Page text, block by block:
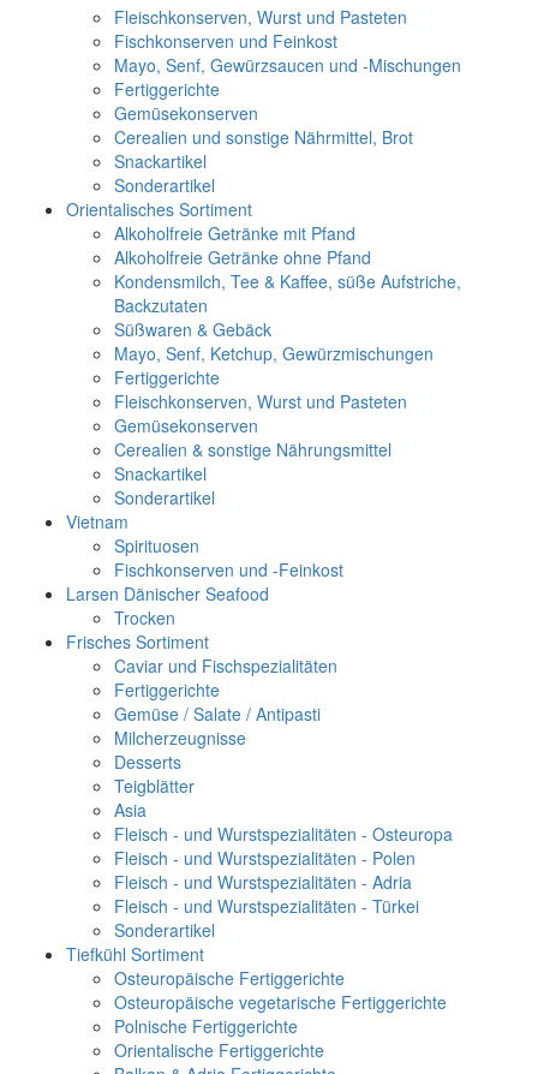
Fleischkonserven, Wurst und Pasteten
Fischkonserven und Feinkost
Mayo, Senf, Gewürzsaucen und -Mischungen
Fertiggerichte
Gemüsekonserven
Cerealien und sonstige Nährmittel, Brot
Snackartikel
Sonderartikel
Orientalisches Sortiment
Alkoholfreie Getränke mit Pfand
Alkoholfreie Getränke ohne Pfand
Kondensmilch, Tee & Kaffee, süße Aufstriche,
Backzutaten
Süßwaren & Gebäck
Mayo, Senf, Ketchup, Gewürzmischungen
Fertiggerichte
Fleischkonserven, Wurst und Pasteten
Gemüsekonserven
Cerealien & sonstige Nährungsmittel
Snackartikel
Sonderartikel
Vietnam
Spirituosen
Fischkonserven und -Feinkost
Larsen Dänischer Seafood
Trocken
Frisches Sortiment
Caviar und Fischspezialitäten
Fertiggerichte
Gemüse / Salate / Antipasti
Milcherzeugnisse
Desserts
Teigblätter
Asia
Fleisch - und Wurstspezialitäten - Osteuropa
Fleisch - und Wurstspezialitäten - Polen
Fleisch - und Wurstspezialitäten - Adria
Fleisch - und Wurstspezialitäten - Türkei
Sonderartikel
Tiefkühl Sortiment
Osteuropäische Fertiggerichte
Osteuropäische vegetarische Fertiggerichte
Polnische Fertiggerichte
Orientalische Fertiggerichte